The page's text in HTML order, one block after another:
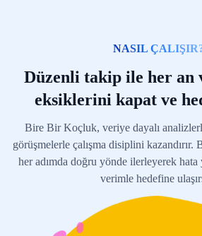
NASIL
Düzenli takip ile her an
eksiklerini kapat ve
Bire Bir Koçluk, veriye dayalı
görüşmelerle çalışma disiplini kazandırır.
her adımda doğru yönde ilerleyerek
verimle hedefine